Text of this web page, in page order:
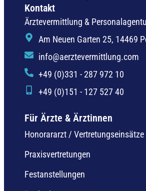
Für Ärzte & Ärztinnen
Honorararzt / Vertretungseinsätze
Praxisvertretungen
Festanstellungen
Kontakt
Ärztevermittlung &
Am Neuen Garten 25, 14469
info@aerztevermittlung.com
+49 (0)331 - 287 972 10
+49 (0)151 - 127 527 40